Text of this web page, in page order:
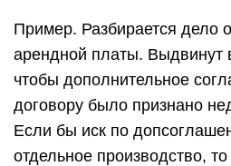
Пример. Разбирается дело
арендной платы. Выдвинут
чтобы дополнительное
договору было признано
Если бы иск по
отдельное производство,